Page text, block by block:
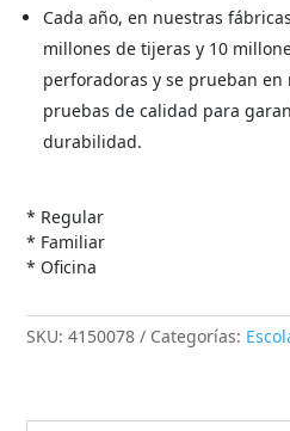
Cada año, en nuestras
millones de tijeras y 10
perforadoras y se prueban
pruebas de calidad para
durabilidad.
* Regular
* Familiar
* Oficina
SKU:4150078 Categorías: